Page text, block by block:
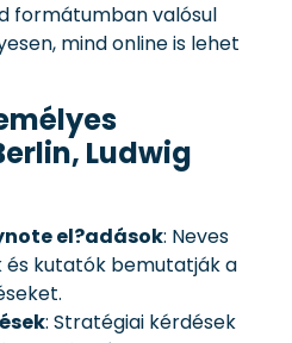
formátumban valósul
mind online is lehet
Ludwig
el?adások: Neves
és kutatók bemutatják a
: Stratégiai kérdések